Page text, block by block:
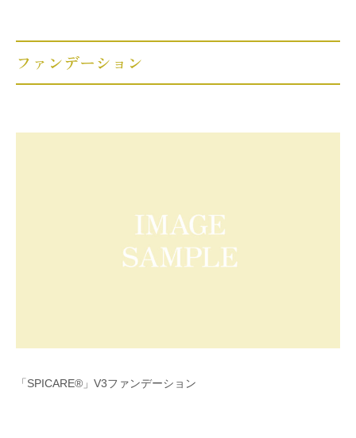
ファンデーション
「SPICARE®」V3ファンデーション